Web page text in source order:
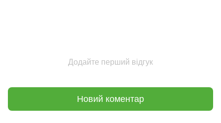
Додайте перший відгук
Новий коментар